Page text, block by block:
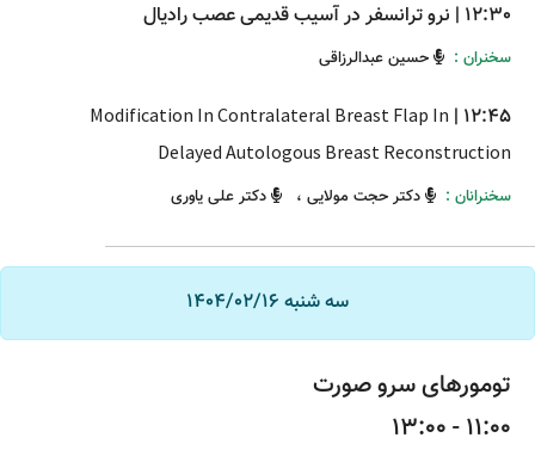
12:30
| نرو ترانسفر در آسیب قدیمی عصب رادیال
سخنران : حسین عبدالرزاقی
12:45
|
Modification In Contralateral Breast Flap In
Delayed Autologous Breast Reconstruction
سخنرانان :
دکتر حجت مولایی ، دکتر علی یاوری
سه شنبه 1404/02/16
تومورهای سرو صورت
11:00 - 13:00